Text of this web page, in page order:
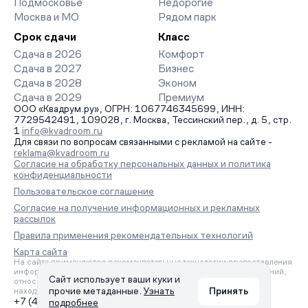
Подмосковье
Москва и МО
Недорогие
Рядом парк
Срок сдачи
Сдача в 2026
Сдача в 2027
Сдача в 2028
Сдача в 2029
Класс
Комфорт
Бизнес
Эконом
Премиум
ООО «Квадрум.ру», ОГРН: 1067746345699, ИНН:
7729542491, 109028, г. Москва, Тессинский пер., д. 5, стр.
1 info@kvadroom.ru
Для связи по вопросам связанными с рекламой на сайте -
reklama@kvadroom.ru
Согласие на обработку персональных данных и политика
конфиденциальности
Пользовательское соглашение
Согласие на получение информационных и рекламных
рассылок
Правила применения рекомендательных технологий
Карта сайта
На сайте применяются рекомендательные технологии предоставления
информации на основе сбора, систематизации и анализа сведений,
относящихся к предпочтениям пользователей сети «Интернет»,
находящихся на территории Российской Федерации.
+7 (495) 157-88-80
Сайт использует ваши куки и
прочие метаданные. Узнать
подробнее
Принять